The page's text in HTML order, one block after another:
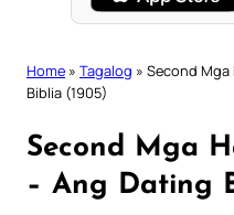
Home » Tagalog » Second Mga
Biblia (1905)
Second Mga
– Ang Dating